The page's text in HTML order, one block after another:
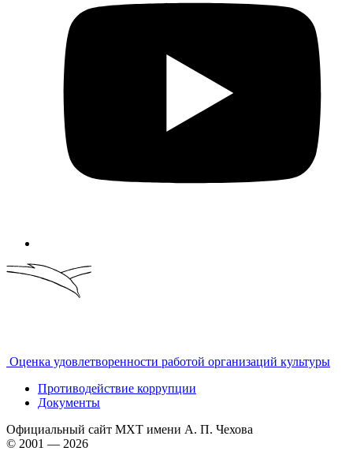
Оценка удовлетворенности работой организаций культуры
Противодействие коррупции
Документы
Официальный сайт МХТ имени А. П. Чехова
© 2001 — 2026